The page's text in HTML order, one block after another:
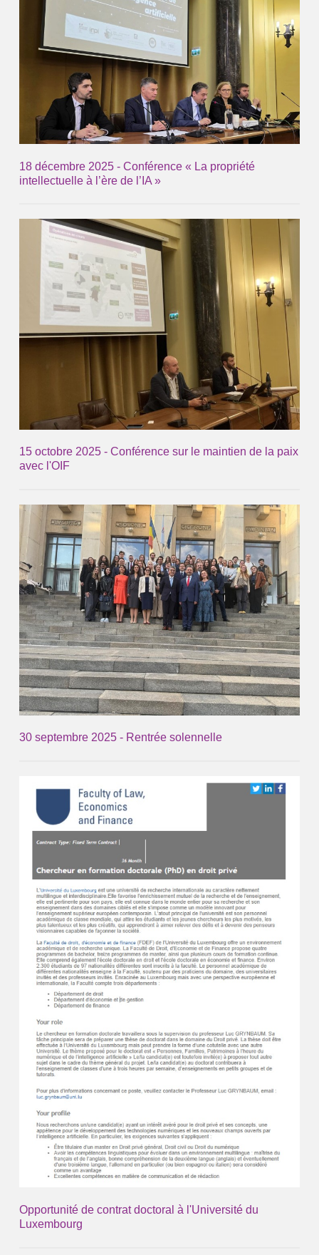
18 décembre 2025 - Conférence « La propriété
intellectuelle à l’ère de l’IA »
15 octobre 2025 - Conférence sur le maintien de la paix
avec l'OIF
30 septembre 2025 - Rentrée solennelle
Opportunité de contrat doctoral à l'Université du
Luxembourg